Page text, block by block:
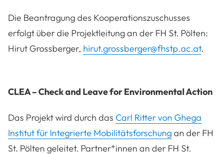
Die Beantragung des Kooperationszuschusses
erfolgt über die Projektleitung an der FH St. Pölten:
Hirut Grossberger, hirut.grossberger@fhstp.ac.at.
CLEA – Check and Leave for Environmental Action
Das Projekt wird durch das Carl Ritter von Ghega
Institut für Integrierte Mobilitätsforschungan der FH
St. Pölten geleitet. Partner*innen an der FH St.